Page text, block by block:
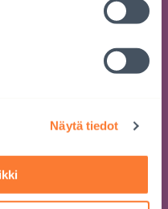
Näytä tiedot
uutiskirje